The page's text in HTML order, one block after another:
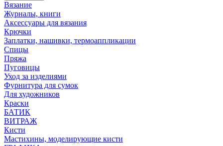
Вязание
Журналы, книги
Аксессуары для вязания
Крючки
Заплатки, нашивки, термоаппликации
Спицы
Пряжа
Пуговицы
Уход за изделиями
Фурнитура для сумок
Для художников
Краски
БАТИК
ВИТРАЖ
Кисти
Мастихины, моделирующие кисти